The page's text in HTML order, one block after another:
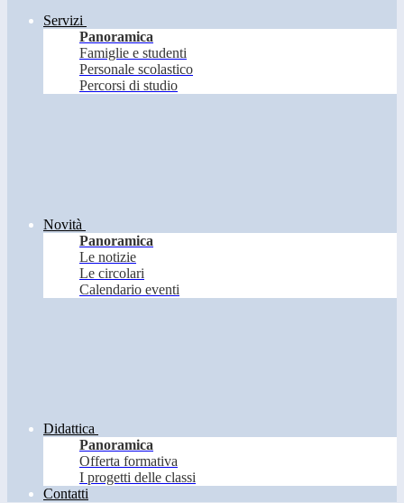
Servizi
Panoramica
Famiglie e studenti
Personale scolastico
Percorsi di studio
Novità
Panoramica
Le notizie
Le circolari
Calendario eventi
Didattica
Panoramica
Offerta formativa
I progetti delle classi
Contatti